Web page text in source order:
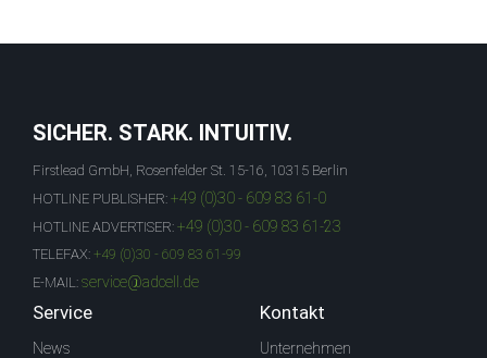
SICHER. STARK. INTUITIV.
Firstlead GmbH, Rosenfelder St. 15-16, 10315 Berlin
HOTLINE PUBLISHER: +49 (0)30 - 609 83 61-0
HOTLINE ADVERTISER: +49 (0)30 - 609 83 61-23
TELEFAX: +49 (0)30 - 609 83 61-99
E-MAIL: service@adcell.de
Service
News
Kontakt
Unternehmen